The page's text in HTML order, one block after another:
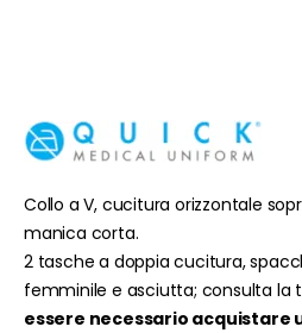
Collo a V, cucitura orizzontale
manica corta.
2 tasche a doppia cucitura,
femminile e asciutta; consulta la
essere necessario acquistare